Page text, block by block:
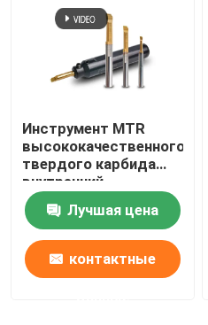
Инструмент MTR
высококачественного
твердого карбида
внутренний
поворачивая для
мини поворачивая
токарного станка
Лучшая цена
контактные